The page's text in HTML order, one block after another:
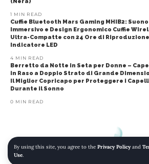
By using this site, you agree to the Privacy Policyand
Use.
1 MIN READ
Cuffie Bluetooth Mars Gaming MHIB2: Suono
Immersivo e Design Ergonomico Cuffie
Ultra-Compatte con 24 Ore di
Indicatore LED
4 MIN READ
Berretto da Notte in Seta per Donne –
in Raso a Doppio Strato di Grande
Il Miglior Copricapo per Proteggere i
Durante il Sonno
0 MIN READ